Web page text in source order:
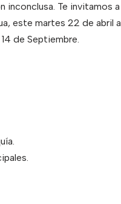
inconclusa. Te invitamos a
este martes 22 de abril a
de Septiembre.